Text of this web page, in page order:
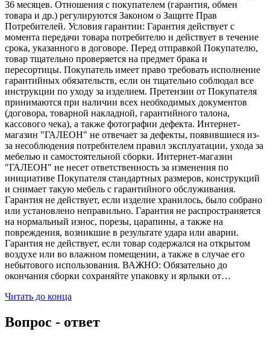
36 месяцев. Отношения с покупателем (гарантия, обмен
товара и др.) регулируются Законом о Защите Прав
Потребителей. Условия гарантии: Гарантия действует с
момента передачи товара потребителю и действует в течение
срока, указанного в договоре. Перед отправкой Покупателю,
товар тщательно проверяется на предмет брака и
пересортицы. Покупатель имеет право требовать исполнение
гарантийных обязательств, если он тщательно соблюдал все
инструкции по уходу за изделием. Претензии от Покупателя
принимаются при наличии всех необходимых документов
(договора, товарной накладной, гарантийного талона,
кассового чека), а также фотографии дефекта. Интернет-
магазин "ГАЛЕОН" не отвечает за дефекты, появившиеся из-
за несоблюдения потребителем правил эксплуатации, ухода за
мебелью и самостоятельной сборки. Интернет-магазин
"ГАЛЕОН" не несет ответственность за изменения по
инициативе Покупателя стандартных размеров, конструкций
и снимает такую мебель с гарантийного обслуживания.
Гарантия не действует, если изделие хранилось, было собрано
или установлено неправильно. Гарантия не распространяется
на нормальный износ, порезы, царапины, а также на
повреждения, возникшие в результате удара или аварии.
Гарантия не действует, если товар содержался на открытом
воздухе или во влажном помещении, а также в случае его
небытового использования. ВАЖНО: Обязательно до
окончания сборки сохраняйте упаковку и ярлыки от…
Читать до конца
Вопрос - ответ